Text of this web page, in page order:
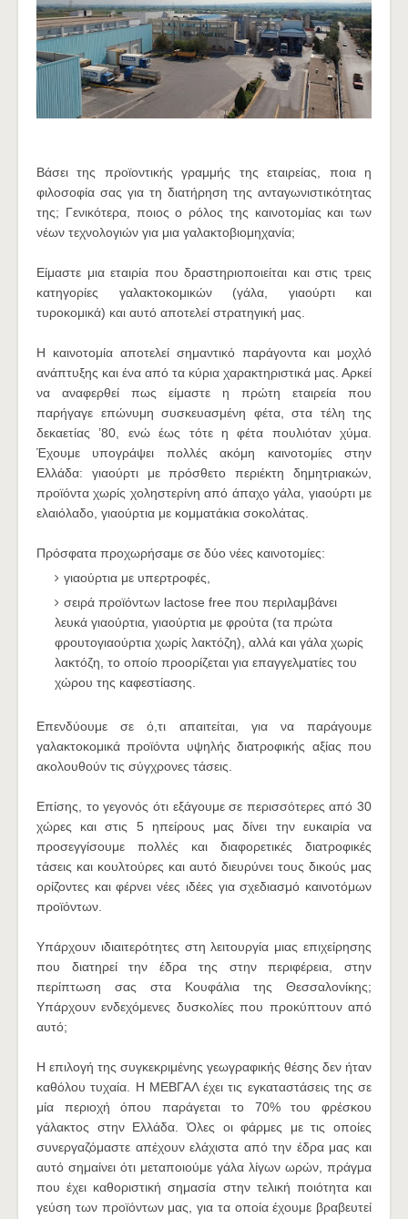
Βάσει της προϊοντικής γραμμής της εταιρείας, ποια η
φιλοσοφία σας για τη διατήρηση της ανταγωνιστικότητας
της; Γενικότερα, ποιος ο ρόλος της καινοτομίας και των
νέων τεχνολογιών για μια γαλακτοβιομηχανία;
Είμαστε μια εταιρία που δραστηριοποιείται και στις τρεις
κατηγορίες γαλακτοκομικών (γάλα, γιαούρτι και
τυροκομικά) και αυτό αποτελεί στρατηγική μας.
Η καινοτομία αποτελεί σημαντικό παράγοντα και μοχλό
ανάπτυξης και ένα από τα κύρια χαρακτηριστικά μας. Αρκεί
να αναφερθεί πως είμαστε η πρώτη εταιρεία που
παρήγαγε επώνυμη συσκευασμένη φέτα, στα τέλη της
δεκαετίας ’80, ενώ έως τότε η φέτα πουλιόταν χύμα.
Έχουμε υπογράψει πολλές ακόμη καινοτομίες στην
Ελλάδα: γιαούρτι με πρόσθετο περιέκτη δημητριακών,
προϊόντα χωρίς χοληστερίνη από άπαχο γάλα, γιαούρτι με
ελαιόλαδο, γιαούρτια με κομματάκια σοκολάτας.
Πρόσφατα προχωρήσαμε σε δύο νέες καινοτομίες:
γιαούρτια με υπερτροφές,
σειρά προϊόντων lactose free που περιλαμβάνει
λευκά γιαούρτια, γιαούρτια με φρούτα (τα πρώτα
φρουτογιαούρτια χωρίς λακτόζη), αλλά και γάλα χωρίς
λακτόζη, το οποίο προορίζεται για επαγγελματίες του
χώρου της καφεστίασης.
Επενδύουμε σε ό,τι απαιτείται, για να παράγουμε
γαλακτοκομικά προϊόντα υψηλής διατροφικής αξίας που
ακολουθούν τις σύγχρονες τάσεις.
Επίσης, το γεγονός ότι εξάγουμε σε περισσότερες από 30
χώρες και στις 5 ηπείρους μας δίνει την ευκαιρία να
προσεγγίσουμε πολλές και διαφορετικές διατροφικές
τάσεις και κουλτούρες και αυτό διευρύνει τους δικούς μας
ορίζοντες και φέρνει νέες ιδέες για σχεδιασμό καινοτόμων
προϊόντων.
Υπάρχουν ιδιαιτερότητες στη λειτουργία μιας επιχείρησης
που διατηρεί την έδρα της στην περιφέρεια, στην
περίπτωση σας στα Κουφάλια της Θεσσαλονίκης;
Υπάρχουν ενδεχόμενες δυσκολίες που προκύπτουν από
αυτό;
Η επιλογή της συγκεκριμένης γεωγραφικής θέσης δεν ήταν
καθόλου τυχαία. Η ΜΕΒΓΑΛ έχει τις εγκαταστάσεις της σε
μία περιοχή όπου παράγεται το 70% του φρέσκου
γάλακτος στην Ελλάδα. Όλες οι φάρμες με τις οποίες
συνεργαζόμαστε απέχουν ελάχιστα από την έδρα μας και
αυτό σημαίνει ότι μεταποιούμε γάλα λίγων ωρών, πράγμα
που έχει καθοριστική σημασία στην τελική ποιότητα και
γεύση των προϊόντων μας, για τα οποία έχουμε βραβευτεί